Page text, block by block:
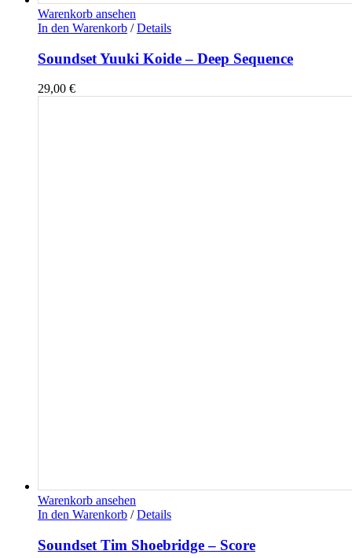
Warenkorb ansehen
In den Warenkorb / Details
Soundset Yuuki Koide – Deep Sequence
29,00 €
Warenkorb ansehen
In den Warenkorb / Details
Soundset Tim Shoebridge – Score